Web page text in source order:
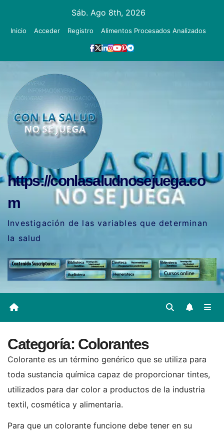
Sáb. Ago 8th, 2026
Inicio Acceder Registro Alimentos Procesados Analizados
https://conlasaludnosejuega.co
m
Investigación de las variables que determinan
la salud
Categoría: Colorantes
Colorante es un término genérico que se utiliza para
toda sustancia química capaz de proporcionar tintes,
utilizados para dar color a productos de la industria
textil, cosmética y alimentaria.
Para que un colorante funcione debe tener en su